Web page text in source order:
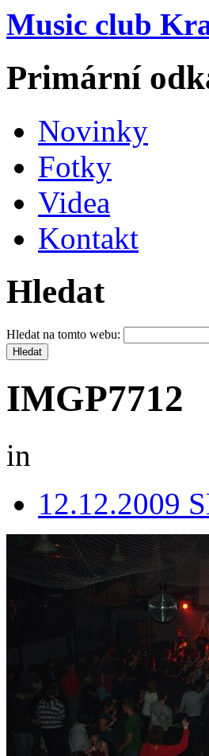
Music club
Primární
Novinky
Fotky
Videa
Kontakt
Hledat
Hledat na tomto webu:
IMGP7712
in
12.12.2009